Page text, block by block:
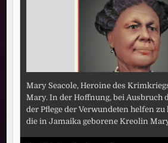
Mary Seacole, Heroine des
Mary. In der Hoffnung, bei Ausbruch
der Pflege der Verwundeten helfen
die in Jamaika geborene Kreolin